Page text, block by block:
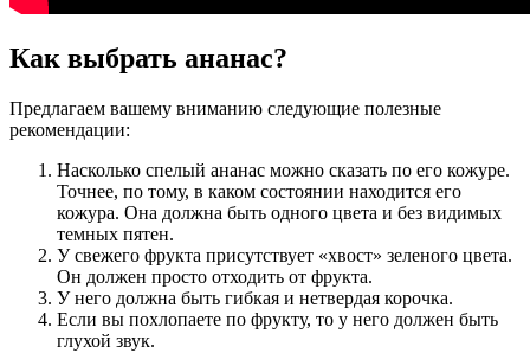
Как выбрать ананас?
Предлагаем вашему вниманию следующие полезные
рекомендации:
Насколько спелый ананас можно сказать по его кожуре.
Точнее, по тому, в каком состоянии находится его
кожура. Она должна быть одного цвета и без видимых
темных пятен.
У свежего фрукта присутствует «хвост» зеленого цвета.
Он должен просто отходить от фрукта.
У него должна быть гибкая и нетвердая корочка.
Если вы похлопаете по фрукту, то у него должен быть
глухой звук.